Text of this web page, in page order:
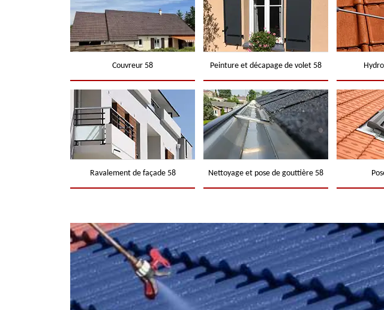
Couvreur 58 Peinture et décapage de volet 58
Ravalement de façade 58 Nettoyage et pose de gouttière 58